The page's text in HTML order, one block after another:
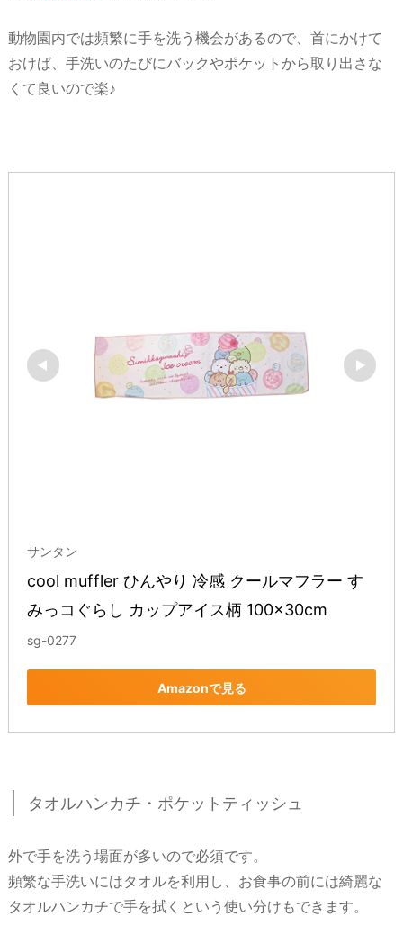
動物園内では頻繁に手を洗う機会があるので、首にかけて
おけば、手洗いのたびにバックやポケットから取り出さな
くて良いので楽♪
サンタン
cool muffler ひんやり 冷感 クールマフラー す
みっコぐらし カップアイス柄 100×30cm
sg-0277
Amazonで見る
タオルハンカチ・ポケットティッシュ
外で手を洗う場面が多いので必須です。
頻繁な手洗いにはタオルを利用し、お食事の前には綺麗な
タオルハンカチで手を拭くという使い分けもできます。